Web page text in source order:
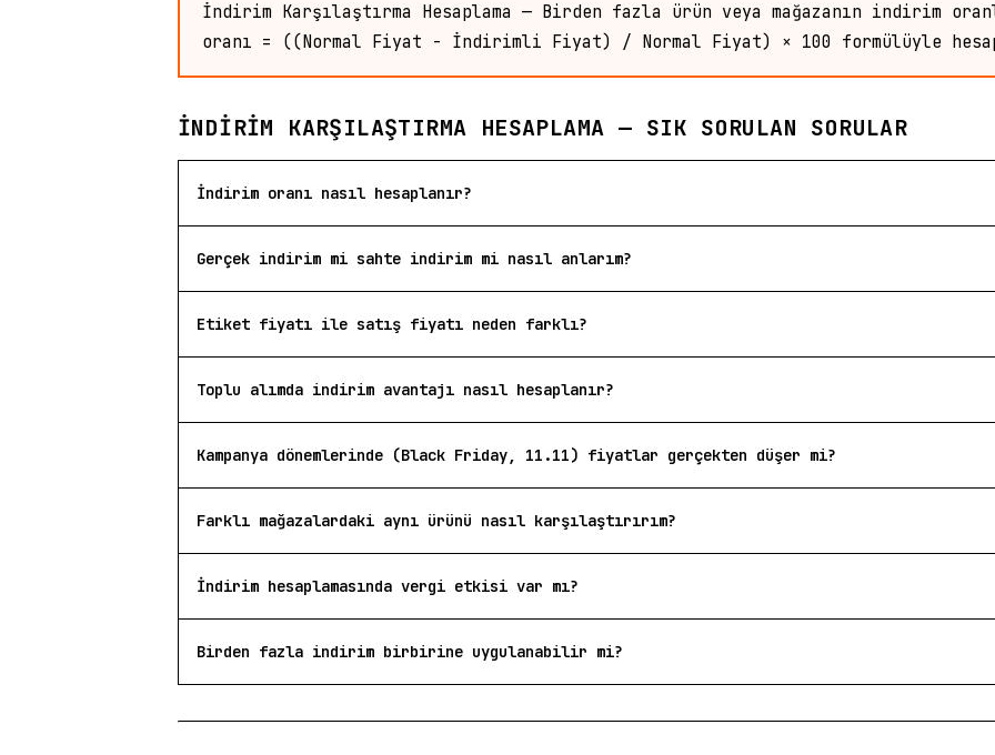
İndirim Karşılaştırma Hesaplama — Birden fazla ürün veya mağazanın indirim
oranı = ((Normal Fiyat - İndirimli Fiyat) / Normal Fiyat) × 100 formülüyle
İNDIRIM KARŞILAŞTIRMA HESAPLAMA — SIK SORULAN SORULAR
İndirim oranı nasıl hesaplanır?
Gerçek indirim mi sahte indirim mi nasıl anlarım?
Etiket fiyatı ile satış fiyatı neden farklı?
Toplu alımda indirim avantajı nasıl hesaplanır?
Kampanya dönemlerinde (Black Friday, 11.11) fiyatlar gerçekten düşer mi?
Farklı mağazalardaki aynı ürünü nasıl karşılaştırırım?
İndirim hesaplamasında vergi etkisi var mı?
Birden fazla indirim birbirine uygulanabilir mi?